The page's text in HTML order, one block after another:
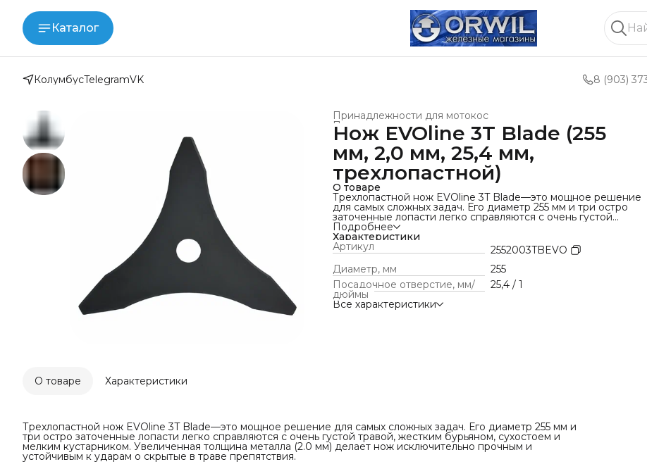
Каталог
КолумбусTelegramVK 8 (903)
Принадлежности для мотокос
Принадлежности и оснастка ›
Техника для леса, сада, парка ›
Главная ›
Нож EVOline 3T Blade (255
мм, 2,0 мм, 25,4 мм,
трехлопастной)
О товаре
Трехлопастной нож EVOline 3T Blade—это мощное решение
для самых сложных задач. Его диаметр 255 мм и три остро
заточенные лопасти легко справляются с очень густой
травой, жестким бурьяном, сухостоем и мелким
кустарником. Увеличенная толщина металла (2.0 мм) делает
нож исключительно прочным и устойчивым к ударам о
скрытые в траве препятствия.
Как и двухлопастная версия, нож 3T имеет стандартное
посадочное отверстие 25.4 мм, обеспечивая совместимость
с широким спектром бензиновых и электрических мотокос.
Используйте этот нож для максимальной эффективности на
заросших участках, не забывая о защитном кожухе и
Подробнее
Характеристики
Артикул
2552003TBEVO
Диаметр, мм
255
Посадочное отверстие, мм/
дюймы
25,4 / 1
Все характеристики
О товаре Характеристики
Трехлопастной нож EVOline 3T Blade—это мощное решение для самых сложных задач. Его диаметр 255 мм и
три остро заточенные лопасти легко справляются с очень густой травой, жестким бурьяном, сухостоем и
мелким кустарником. Увеличенная толщина металла (2.0 мм) делает нож исключительно прочным и
устойчивым к ударам о скрытые в траве препятствия.